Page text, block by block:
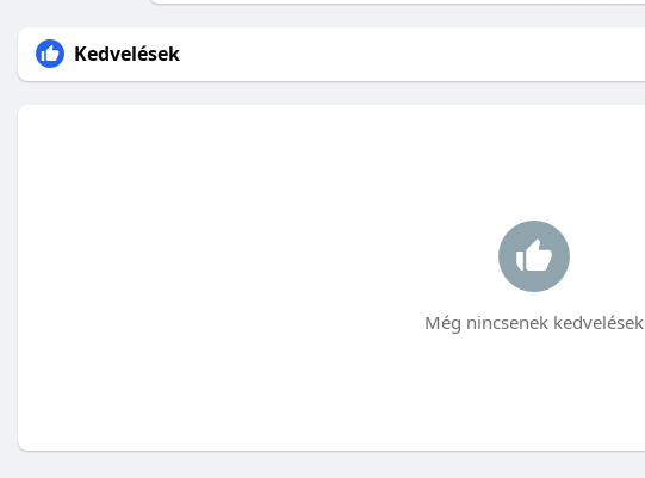
Kedvelések
Még nincsenek kedvelések